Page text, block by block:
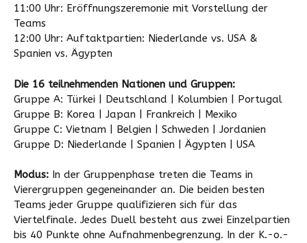
11:00 Uhr: Eröffnungszeremonie mit Vorstellung der
Teams
12:00 Uhr: Auftaktpartien: Niederlande vs. USA &
Spanien vs. Ägypten
Die 16 teilnehmenden Nationen und Gruppen:
Gruppe A: Türkei | Deutschland | Kolumbien | Portugal
Gruppe B: Korea | Japan | Frankreich | Mexiko
Gruppe C: Vietnam | Belgien | Schweden | Jordanien
Gruppe D: Niederlande | Spanien | Ägypten | USA
Modus: In der Gruppenphase treten die Teams in
Vierergruppen gegeneinander an. Die beiden besten
Teams jeder Gruppe qualifizieren sich für das
Viertelfinale. Jedes Duell besteht aus zwei Einzelpartien
bis 40 Punkte ohne Aufnahmenbegrenzung. In der K.-o.-